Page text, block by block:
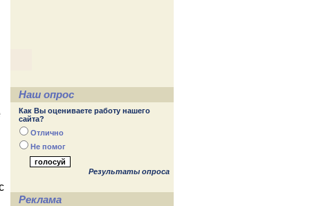
Наш опрос
Как Вы оцениваете работу нашего
сайта?
Отлично
Не помог
Результаты опроса
Реклама